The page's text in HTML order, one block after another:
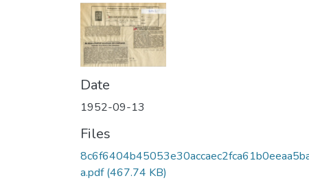
Date
1952-09-13
Files
a.pdf(467.74 KB)